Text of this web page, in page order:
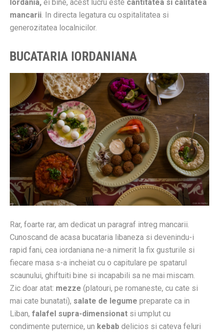
Iordania, ei bine, acest lucru este cantitatea si calitatea
mancarii . In directa legatura cu ospitalitatea si
generozitatea localnicilor.
BUCATARIA IORDANIANA
Rar, foarte rar, am dedicat un paragraf intreg mancarii.
Cunoscand de acasa bucataria libaneza si devenindu-i
rapid fani, cea iordaniana ne-a nimerit la fix gusturile si
fiecare masa s-a incheiat cu o capitulare pe spatarul
scaunului, ghiftuiti bine si incapabili sa ne mai miscam.
Zic doar atat: mezze (platouri, pe romaneste, cu cate si
mai cate bunatati), salate de legume preparate ca in
Liban, falafel supra-dimensionat si umplut cu
condimente puternice, un kebab delicios si cateva feluri